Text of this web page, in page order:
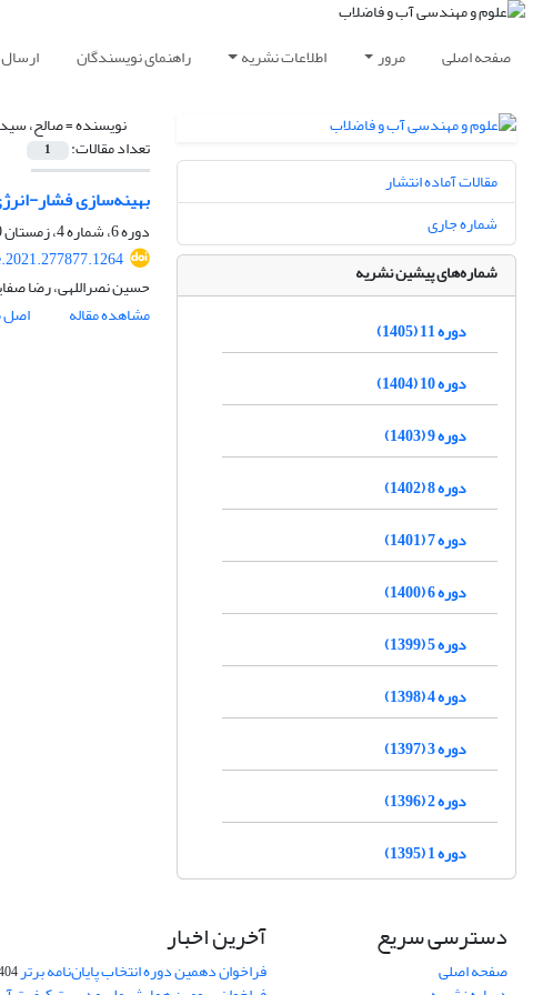
صفحه اصلی مرور اطلاعات نشریه راهنمای نویسندگان ارسال
نویسنده =صالح،
تعداد مقالات: 1
بهینه‌سازی فشار-
دوره 6، شماره 4، زمستان 1400، صفحه
حسین نصراللهی، رضا
مشاهده مقاله
اصل
مقالات آماده انتشار
شماره جاری
شماره‌های پیشین نشریه
دوره 11 (1405)
دوره 10 (1404)
دوره 9 (1403)
دوره 8 (1402)
دوره 7 (1401)
دوره 6 (1400)
دوره 5 (1399)
دوره 4 (1398)
دوره 3 (1397)
دوره 2 (1396)
دوره 1 (1395)
دسترسی سریع
صفحه اصلی
آخرین اخبار
فراخوان دهمین دوره انتخاب پایان‌نامه برتر30